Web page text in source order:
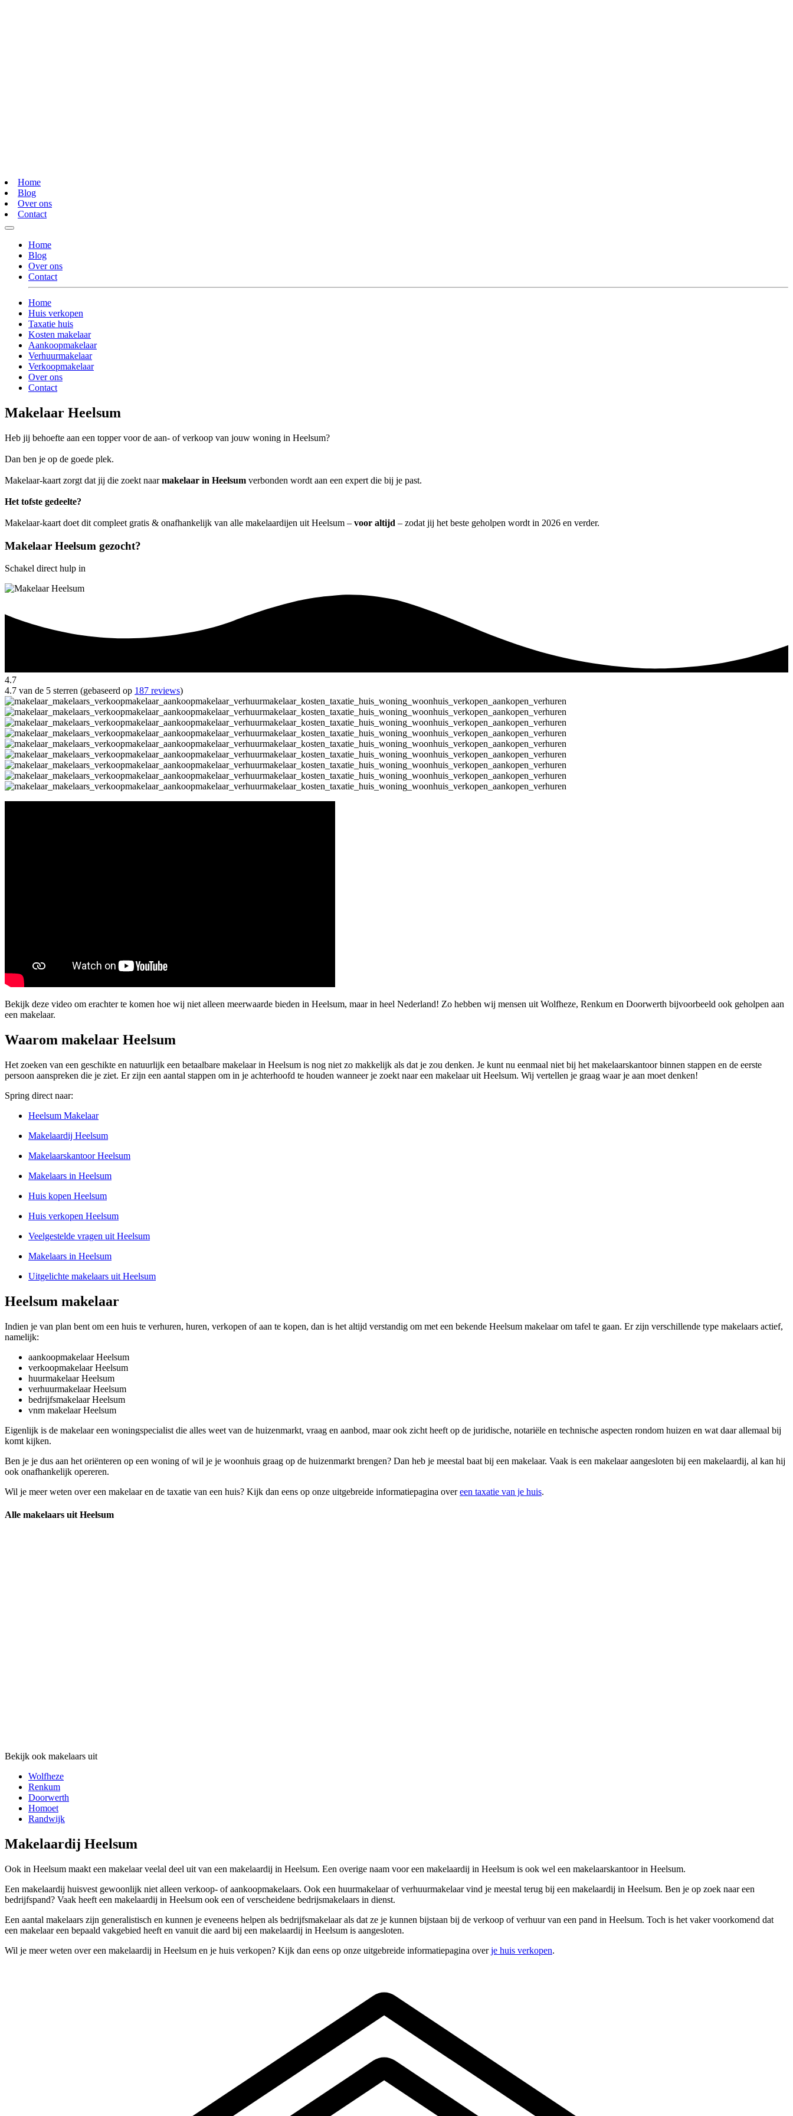
Home
Blog
Over ons
Contact
Home
Blog
Over ons
Contact
Home
Huis verkopen
Taxatie huis
Kosten makelaar
Aankoopmakelaar
Verhuurmakelaar
Verkoopmakelaar
Over ons
Contact
Makelaar Heelsum
Heb jij behoefte aan een topper voor de aan- of verkoop van jouw woning in Heelsum?
Dan ben je op de goede plek.
Makelaar-kaart zorgt dat jij die zoekt naarmakelaar in Heelsum verbonden wordt aan een expert die bij je past.
Het tofste gedeelte?
Makelaar-kaart doet dit compleet gratis & onafhankelijk van alle makelaardijen uit Heelsum – voor altijd – zodat jij het beste geholpen wordt in 2026 en verder.
Makelaar Heelsum gezocht?
Schakel direct hulp in
4.7
4.7 van de 5 sterren (gebaseerd op 187 reviews)
Bekijk deze video om erachter te komen hoe wij niet alleen meerwaarde bieden in Heelsum, maar in heel Nederland! Zo hebben wij mensen uit Wolfheze, Renkum en Doorwerth bijvoorbeeld ook geholpen aan
een makelaar.
Waarom makelaar Heelsum
Het zoeken van een geschikte en natuurlijk een betaalbare makelaar in Heelsum is nog niet zo makkelijk als dat je zou denken. Je kunt nu eenmaal niet bij het makelaarskantoor binnen stappen en de eerste
persoon aanspreken die je ziet. Er zijn een aantal stappen om in je achterhoofd te houden wanneer je zoekt naar een makelaar uit Heelsum. Wij vertellen je graag waar je aan moet denken!
Spring direct naar:
Heelsum Makelaar
Makelaardij Heelsum
Makelaarskantoor Heelsum
Makelaars in Heelsum
Huis kopen Heelsum
Huis verkopen Heelsum
Veelgestelde vragen uit Heelsum
Makelaars in Heelsum
Uitgelichte makelaars uit Heelsum
Heelsum makelaar
Indien je van plan bent om een huis te verhuren, huren, verkopen of aan te kopen, dan is het altijd verstandig om met een bekende Heelsum makelaar om tafel te gaan. Er zijn verschillende type makelaars actief,
namelijk:
aankoopmakelaar Heelsum
verkoopmakelaar Heelsum
huurmakelaar Heelsum
verhuurmakelaar Heelsum
bedrijfsmakelaar Heelsum
vnm makelaar Heelsum
Eigenlijk is de makelaar een woningspecialist die alles weet van de huizenmarkt, vraag en aanbod, maar ook zicht heeft op de juridische, notariële en technische aspecten rondom huizen en wat daar allemaal bij
komt kijken.
Ben je je dus aan het oriënteren op een woning of wil je je woonhuis graag op de huizenmarkt brengen? Dan heb je meestal baat bij een makelaar. Vaak is een makelaar aangesloten bij een makelaardij, al kan hij
ook onafhankelijk opereren.
Wil je meer weten over een makelaar en de taxatie van een huis? Kijk dan eens op onze uitgebreide informatiepagina overeen taxatie van je huis.
Alle makelaars uit Heelsum
Bekijk ook makelaars uit
Wolfheze
Renkum
Doorwerth
Homoet
Randwijk
Makelaardij Heelsum
Ook in Heelsum maakt een makelaar veelal deel uit van een makelaardij in Heelsum. Een overige naam voor een makelaardij in Heelsum is ook wel een makelaarskantoor in Heelsum.
Een makelaardij huisvest gewoonlijk niet alleen verkoop- of aankoopmakelaars. Ook een huurmakelaar of verhuurmakelaar vind je meestal terug bij een makelaardij in Heelsum. Ben je op zoek naar een
bedrijfspand? Vaak heeft een makelaardij in Heelsum ook een of verscheidene bedrijsmakelaars in dienst.
Een aantal makelaars zijn generalistisch en kunnen je eveneens helpen als bedrijfsmakelaar als dat ze je kunnen bijstaan bij de verkoop of verhuur van een pand in Heelsum. Toch is het vaker voorkomend dat
een makelaar een bepaald vakgebied heeft en vanuit die aard bij een makelaardij in Heelsum is aangesloten.
Wil je meer weten over een makelaardij in Heelsum en je huis verkopen? Kijk dan eens op onze uitgebreide informatiepagina overje huis verkopen.